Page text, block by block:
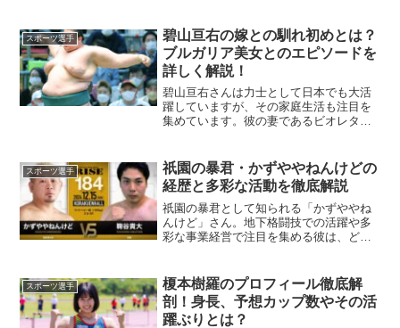
スポーツ選手
碧山亘右の嫁との馴れ初めとは？
ブルガリア美女とのエピソードを
詳しく解説！
碧山亘右さんは力士として日本でも大活
躍していますが、その家庭生活も注目を
集めています。彼の妻であるビオレタさ
は、二人の出会いや結婚までのストーリ
ー、現在の家庭生活につい...
スポーツ選手
祇園の暴君・かずややねんけどの
経歴と多彩な活動を徹底解説
祇園の暴君として知られる「かずややね
んけど」さん。地下格闘技での活躍や多
彩な事業経営で注目を集める彼は、どの
魅力や実績を徹底解説します。コンパニ
オン会社を経営しているの...
スポーツ選手
榎本樹羅のプロフィール徹底解
剖！身長、予想カップ数やその活
躍ぶりとは？